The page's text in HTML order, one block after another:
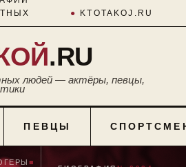
● KTOTAKOJ.RU
.RU
людей — актёры, певцы,
ПЕВЦЫ
■